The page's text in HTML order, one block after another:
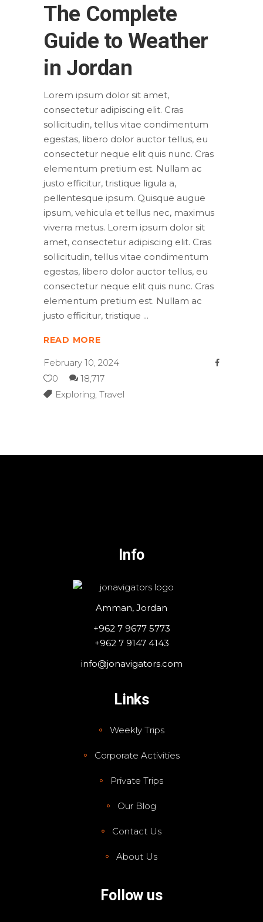
The Complete
Guide to Weather
in Jordan
Lorem ipsum dolor sit amet,
consectetur adipiscing elit. Cras
sollicitudin, tellus vitae condimentum
egestas, libero dolor auctor tellus, eu
consectetur neque elit quis nunc. Cras
elementum pretium est. Nullam ac
justo efficitur, tristique ligula a,
pellentesque ipsum. Quisque augue
ipsum, vehicula et tellus nec, maximus
viverra metus. Lorem ipsum dolor sit
amet, consectetur adipiscing elit. Cras
sollicitudin, tellus vitae condimentum
egestas, libero dolor auctor tellus, eu
consectetur neque elit quis nunc. Cras
elementum pretium est. Nullam ac
justo efficitur, tristique
READ MORE
February 10, 2024
0
18,717
Exploring, Travel
Info
Amman, Jordan
+962 7 9677 5773
+962 7 9147 4143
info@jonavigators.com
Links
Weekly Trips
Corporate Activities
Private Trips
Our Blog
Contact Us
About Us
Follow us